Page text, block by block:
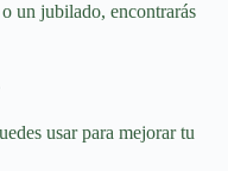
un jubilado, encontrarás
usar para mejorar tu